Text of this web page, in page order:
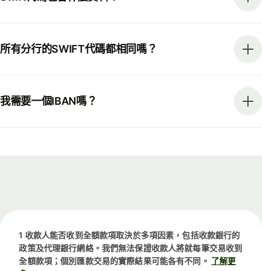
所有分行的SWIFT代碼都相同嗎？
我需要一個IBAN嗎？
1 收款人能否收到全額款項取決於多項因素，包括收款銀行的
政策及代理銀行網絡。我們無法保證收款人將就每筆交易收到
全額款項；個別匯款交易的實際結果可能各有不同。 了解更